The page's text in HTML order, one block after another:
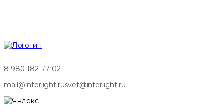
8 980 182-77-02
mail@interlight.rusvet@interlight.ru